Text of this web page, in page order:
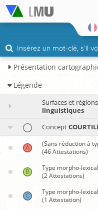
Présentation
Légende
Surfaces et régions
linguistiques
Concept
(Sans réduction à
(46 Attestations)
Type morpho-lexical
(2 Attestations)
Type morpho-lexical
(1 Attestation)